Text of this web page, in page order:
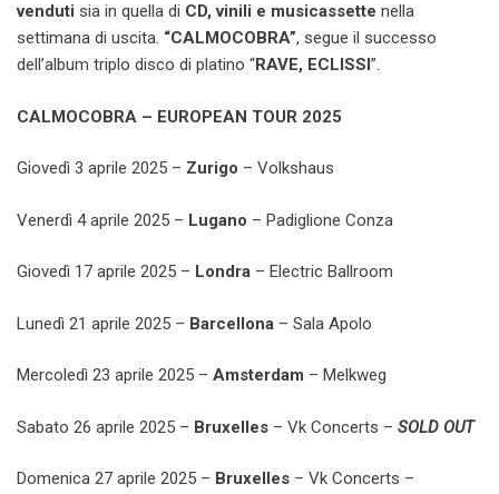
venduti sia in quella di CD, vinili e musicassette nella
settimana di uscita. “CALMOCOBRA”, segue il successo
dell’album triplo disco di platino “RAVE, ECLISSI”.
CALMOCOBRA – EUROPEAN TOUR 2025
Giovedì 3 aprile 2025 – Zurigo – Volkshaus
Venerdì 4 aprile 2025 – Lugano – Padiglione Conza
Giovedì 17 aprile 2025 – Londra – Electric Ballroom
Lunedì 21 aprile 2025 – Barcellona – Sala Apolo
Mercoledì 23 aprile 2025 – Amsterdam – Melkweg
Sabato 26 aprile 2025 – Bruxelles – Vk Concerts – SOLD OUT
Domenica 27 aprile 2025 – Bruxelles – Vk Concerts –